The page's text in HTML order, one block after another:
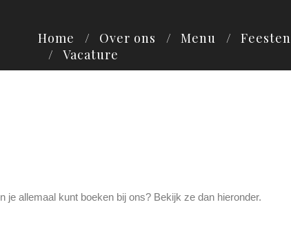
Home Over ons Menu Feesten
Vacature
je allemaal kunt boeken bij ons? Bekijk ze dan hieronder.